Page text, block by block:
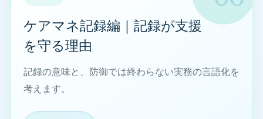
ケアマネ記録編｜記録が支援
を守る理由
記録の意味と、防御では終わらない実務の言語化を
考えます。